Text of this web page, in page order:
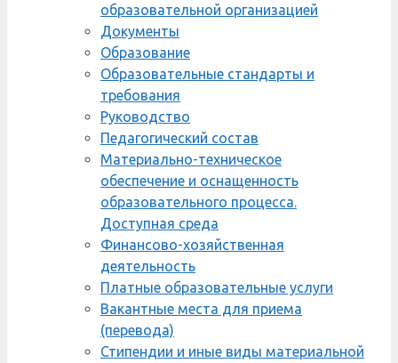
образовательной организацией
Документы
Образование
Образовательные стандарты и
требования
Руководство
Педагогический состав
Материально-техническое
обеспечение и оснащенность
образовательного процесса.
Доступная среда
Финансово-хозяйственная
деятельность
Платные образовательные услуги
Вакантные места для приема
(перевода)
Стипендии и иные виды материальной